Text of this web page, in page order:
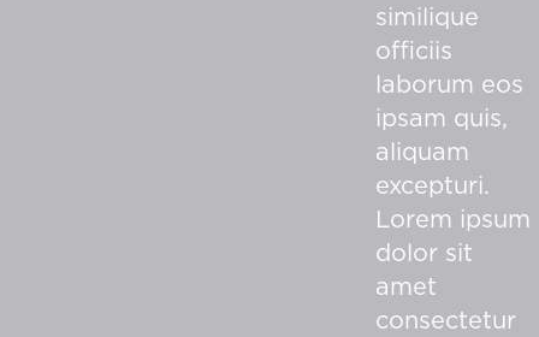
similique
officiis
laborum eos
ipsam quis,
aliquam
excepturi.
Lorem ipsum
dolor sit
amet
consectetur